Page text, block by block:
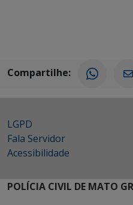
Compartilhe:
LGPD
Fala Servidor
Acessibilidade
POLÍCIA CIVIL DE MATO